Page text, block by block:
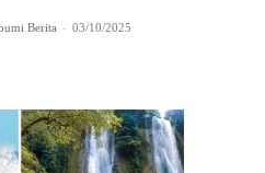
Berita - 03/10/2025